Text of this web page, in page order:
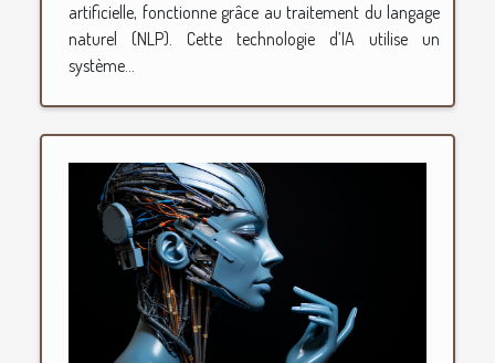
artificielle, fonctionne grâce au traitement du langage
naturel (NLP). Cette technologie d’IA utilise un
système...